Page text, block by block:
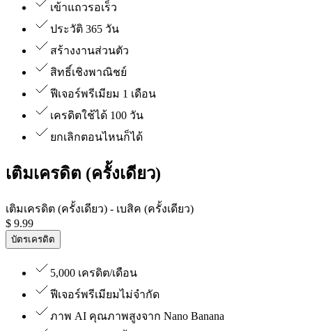
เข้าแถวรอเร็ว
ประวัติ 365 วัน
สร้างงานส่วนตัว
สิทธิ์เชิงพาณิชย์
ฟีเจอร์พรีเมียม 1 เดือน
เครดิตใช้ได้ 100 วัน
ยกเลิกตอนไหนก็ได้
เติมเครดิต (ครั้งเดียว)
เติมเครดิต (ครั้งเดียว) - เบสิค (ครั้งเดียว)
$ 9.99
บัตรเครดิต
5,000 เครดิต/เดือน
ฟีเจอร์พรีเมียมไม่จำกัด
ภาพ AI คุณภาพสูงจาก Nano Banana